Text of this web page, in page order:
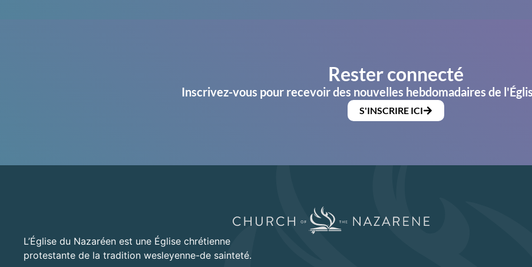
Rester connecté
Inscrivez-vous pour recevoir des nouvelles hebdomadaires de
S'INSCRIRE ICI
L’Église du Nazaréen est une Église chrétienne
protestante de la tradition wesleyenne-de sainteté.